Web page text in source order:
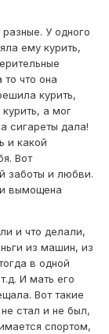
У одного
ему курить,
что она
курить,
а мог
сигареты дала!
и какой
Вот
заботы и любви.
вымощена
и что делали,
из машин, из
в одной
И мать его
Вот такие
стал и не был,
спортом,